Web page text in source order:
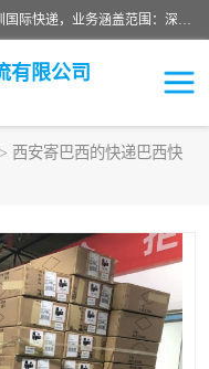
深圳市鑫飞速国际物流有限公司是一家从事深圳国际快递，业务涵盖范围：深圳DHL国际快递、深圳国际快递公司、深圳国际物流公司、深圳国际快递、深圳DHL国际快递电话可拨打全国服务热线：15019287411。欢迎各位亲来人来电到我司洽谈合作。
有限公司
> 西安寄巴西的快递巴西快
快递
快递
国际快递公司